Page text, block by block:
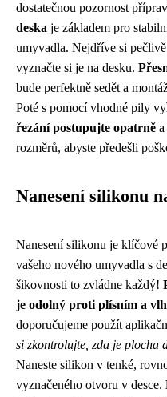
dostatečnou pozornost
deska je základem pro
umyvadla. Nejdříve si
vyznačte si je na desku.
bude perfektně sedět a
Poté s pomocí vhodné pily
řezání postupujte opatrně
rozměrů, abyste předešli
Nanesení silikonu
Nanesení silikonu je klíčové
vašeho nového umyvadla s
šikovnosti to zvládne každý!
je odolný proti plísním a
doporučujeme použít
si zkontrolujte, zda je plocha
Naneste silikon v tenké,
vyznačeného otvoru v desce.